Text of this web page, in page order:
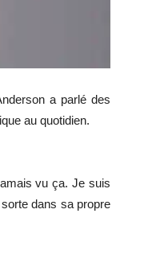
a parlé des
au quotidien.
vu ça. Je suis
dans sa propre